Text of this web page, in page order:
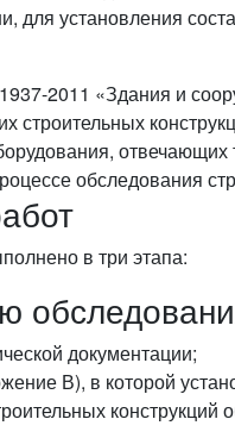
установления
2011 «Здания и
строительных
обследования
в три этапа:
документации;
В), в которой
конструкций